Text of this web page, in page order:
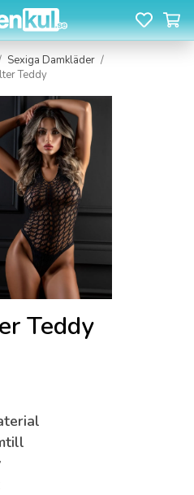
Sexiga Damkläder /
Teddy
Teddy